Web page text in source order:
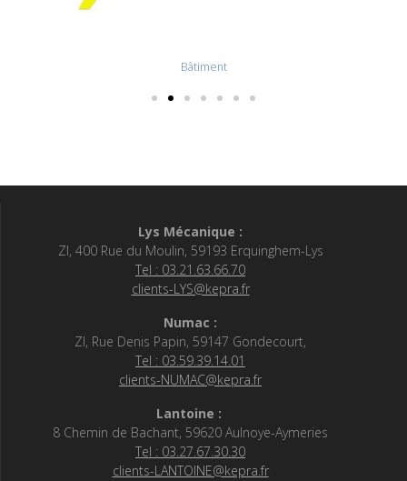
Bâtiment
Lys Mécanique :
ZI, 400 Rue du Moulin, 59193 Erquinghem-Lys
Tel : 03.21.63.66.70
clients-LYS@kepra.fr
Numac :
ZI, Rue Denis Papin, 59147 Gondecourt,
Tel : 03.59.39.14.01
clients-NUMAC@kepra.fr
Lantoine :
8 Chemin de Bachant, 59620 Aulnoye-Aymeries
Tel : 03.27.67.30.30
clients-LANTOINE@kepra.fr